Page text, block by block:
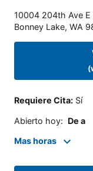
10004 204th Ave
Bonney Lake, WA
Requiere Cita: Sí
Abierto hoy: De a
Mas horas